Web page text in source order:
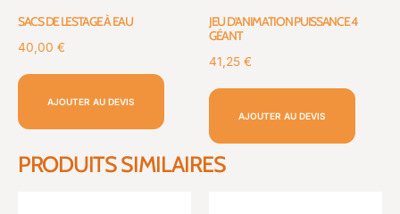
SACS DE LESTAGE À EAU
40,00 €
AJOUTER AU DEVIS
JEU D’ANIMATION PUISSANCE 4
GÉANT
41,25 €
AJOUTER AU DEVIS
PRODUITS SIMILAIRES